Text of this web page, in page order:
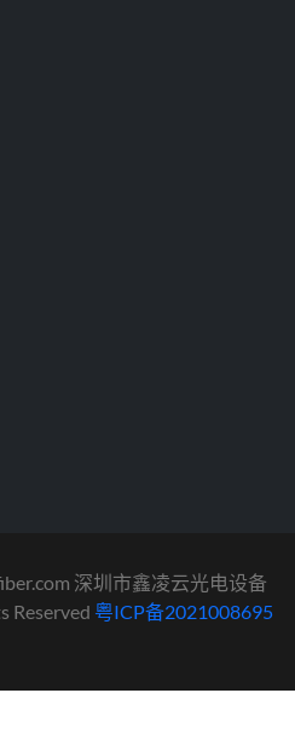
深圳市鑫凌云光电设备
Reserved 粤ICP备2021008695